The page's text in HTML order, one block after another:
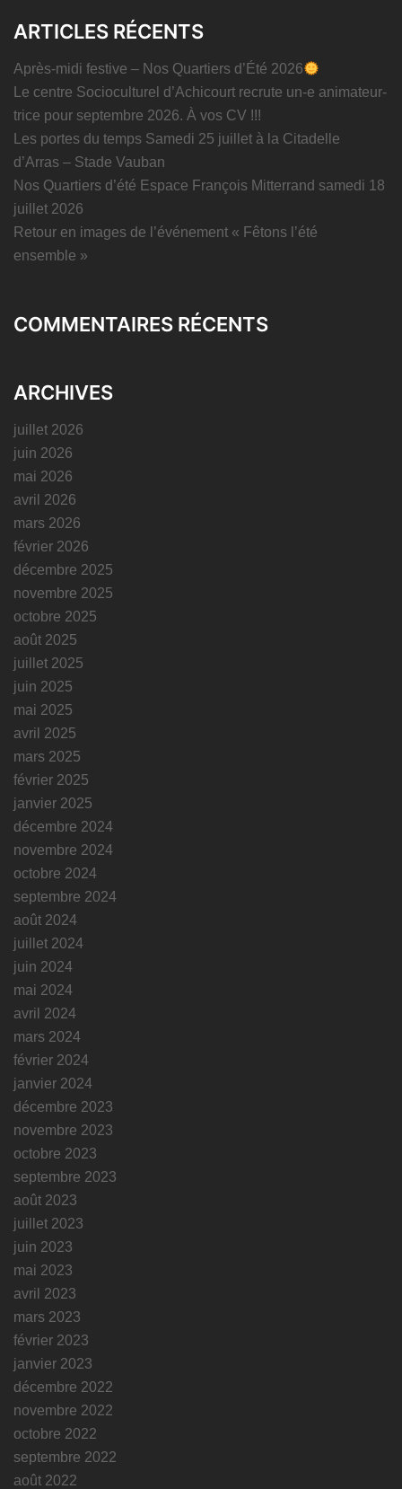
ARTICLES RÉCENTS
Après-midi festive – Nos Quartiers d’Été 2026
Le centre Socioculturel d’Achicourt recrute un-e animateur-
trice pour septembre 2026. À vos CV !!!
Les portes du temps Samedi 25 juillet à la Citadelle
d’Arras – Stade Vauban
Nos Quartiers d’été Espace François Mitterrand samedi 18
juillet 2026
Retour en images de l’événement « Fêtons l’été
ensemble »
COMMENTAIRES RÉCENTS
ARCHIVES
juillet 2026
juin 2026
mai 2026
avril 2026
mars 2026
février 2026
décembre 2025
novembre 2025
octobre 2025
août 2025
juillet 2025
juin 2025
mai 2025
avril 2025
mars 2025
février 2025
janvier 2025
décembre 2024
novembre 2024
octobre 2024
septembre 2024
août 2024
juillet 2024
juin 2024
mai 2024
avril 2024
mars 2024
février 2024
janvier 2024
décembre 2023
novembre 2023
octobre 2023
septembre 2023
août 2023
juillet 2023
juin 2023
mai 2023
avril 2023
mars 2023
février 2023
janvier 2023
décembre 2022
novembre 2022
octobre 2022
septembre 2022
août 2022